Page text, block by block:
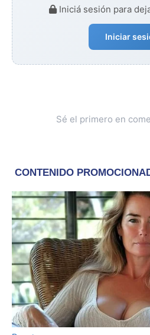
Iniciá sesión para
Iniciar
Sé el primero en